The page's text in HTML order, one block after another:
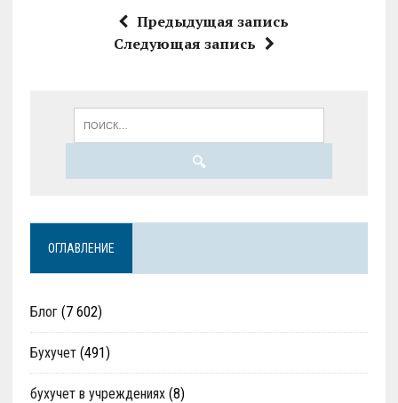
Предыдущая запись
Следующая запись
ОГЛАВЛЕНИЕ
Блог(7 602)
Бухучет(491)
бухучет в учреждениях(8)